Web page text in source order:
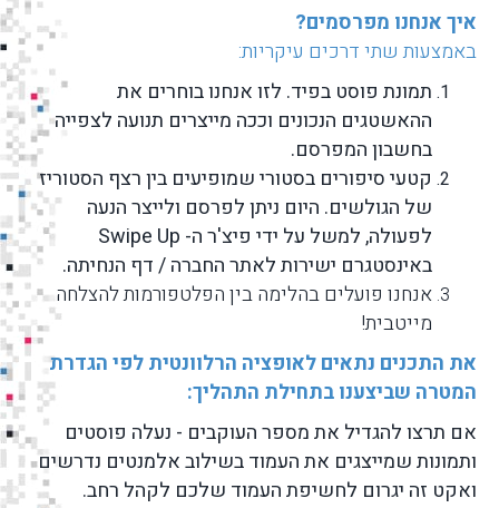
איך אנחנו מפרסמים?
באמצעות שתי דרכים עיקריות:
תמונת פוסט בפיד. לזו אנחנו בוחרים את
ההאשטגים הנכונים וככה מייצרים תנועה לצפייה
בחשבון המפרסם.
קטעי סיפורים בסטורי שמופיעים בין רצף הסטוריז
של הגולשים. היום ניתן לפרסם ולייצר הנעה
לפעולה, למשל על ידי פיצ'ר ה- Swipe Up
באינסטגרם ישירות לאתר החברה / דף הנחיתה.
אנחנו פועלים בהלימה בין הפלטפורמות להצלחה
מייטבית!
את התכנים נתאים לאופציה הרלוונטית לפי הגדרת
המטרה שביצענו בתחילת התהליך:
אם תרצו להגדיל את מספר העוקבים - נעלה פוסטים
ותמונות שמייצגים את העמוד בשילוב אלמנטים נדרשים
ואקט זה יגרום לחשיפת העמוד שלכם לקהל רחב.